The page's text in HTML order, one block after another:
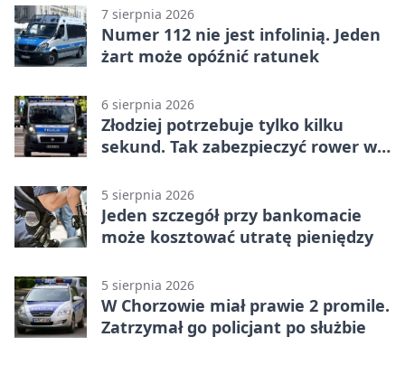
7 sierpnia 2026
Numer 112 nie jest infolinią. Jeden
żart może opóźnić ratunek
6 sierpnia 2026
Złodziej potrzebuje tylko kilku
sekund. Tak zabezpieczyć rower w
5 sierpnia 2026
Jeden szczegół przy bankomacie
może kosztować utratę pieniędzy
5 sierpnia 2026
W Chorzowie miał prawie 2 promile.
Zatrzymał go policjant po służbie